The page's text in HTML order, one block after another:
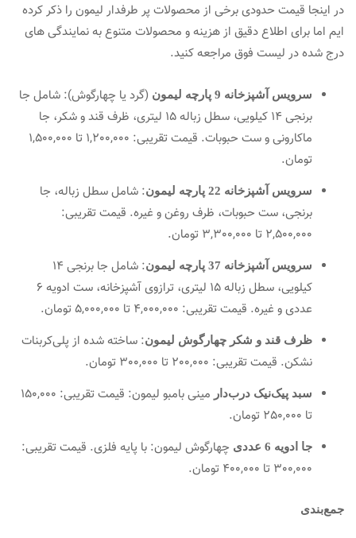
در اینجا قیمت حدودی برخی از محصولات پر طرفدار لیمون را ذکر کرده
ایم اما برای اطلاع دقیق از هزینه و محصولات متنوع به نمایندگی های
درج شده در لیست فوق مراجعه کنید.
سرویس آشپزخانه 9 پارچه لیمون
(گرد یا چهارگوش): شامل جا
برنجی 14 کیلویی، سطل زباله 15 لیتری، ظرف قند و شکر، جا
ماکارونی و ست حبوبات. قیمت تقریبی: 1,200,000 تا 1,500,000
تومان.
سرویس آشپزخانه 22 پارچه لیمون
: شامل سطل زباله، جا
برنجی، ست حبوبات، ظرف روغن و غیره. قیمت تقریبی:
2,500,000 تا 3,300,000 تومان.
سرویس آشپزخانه 37 پارچه لیمون
: شامل جا برنجی 14
کیلویی، سطل زباله 15 لیتری، ترازوی آشپزخانه، ست ادویه 6
عددی و غیره. قیمت تقریبی: 4,000,000 تا 5,000,000 تومان.
ظرف قند و شکر چهارگوش لیمون: ساخته شده از پلی‌کربنات
نشکن. قیمت تقریبی: 200,000 تا 300,000 تومان.
سبد پیک‌نیک درب‌دار
مینی بامبو لیمون: قیمت تقریبی: 150,000
تا 250,000 تومان.
جا ادویه 6 عددی
چهارگوش لیمون: با پایه فلزی. قیمت تقریبی:
300,000 تا 400,000 تومان.
جمع‌بندی